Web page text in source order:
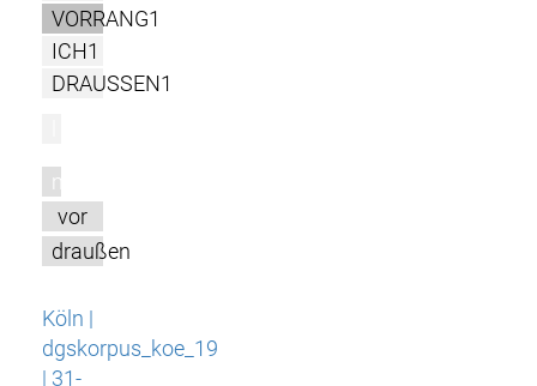
VORRANG1
ICH1
DRAUSSEN1
m
vor
draußen
Köln |
dgskorpus_koe_19
| 31-